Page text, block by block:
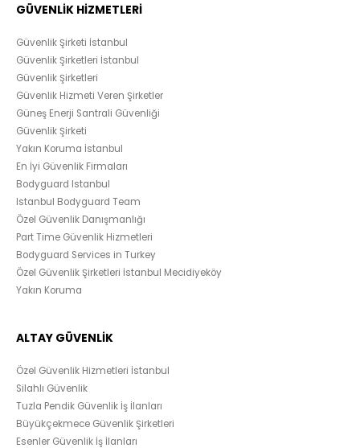
GÜVENLİK HİZMETLERİ
Güvenlik Şirketi İstanbul
Güvenlik Şirketleri İstanbul
Güvenlik Şirketleri
Güvenlik Hizmeti Veren Şirketler
Güneş Enerji Santrali Güvenliği
Güvenlik Şirketi
Yakın Koruma İstanbul
En İyi Güvenlik Firmaları
Bodyguard Istanbul
Istanbul Bodyguard Team
Özel Güvenlik Danışmanlığı
Part Time Güvenlik Hizmetleri
Bodyguard Services in Turkey
Özel Güvenlik Şirketleri İstanbul Mecidiyeköy
Yakın Koruma
ALTAY GÜVENLİK
Özel Güvenlik Hizmetleri İstanbul
Silahlı Güvenlik
Tuzla Pendik Güvenlik İş İlanları
Büyükçekmece Güvenlik Şirketleri
Esenler Güvenlik İş İlanları